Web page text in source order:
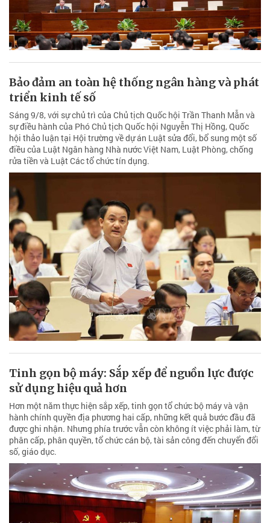
Bảo đảm an toàn hệ thống ngân hàng và phát
triển kinh tế số
Sáng 9/8, với sự chủ trì của Chủ tịch Quốc hội Trần Thanh Mẫn và
sự điều hành của Phó Chủ tịch Quốc hội Nguyễn Thị Hồng, Quốc
hội thảo luận tại Hội trường về dự án Luật sửa đổi, bổ sung một số
điều của Luật Ngân hàng Nhà nước Việt Nam, Luật Phòng, chống
rửa tiền và Luật Các tổ chức tín dụng.
Tinh gọn bộ máy: Sắp xếp để nguồn lực được
sử dụng hiệu quả hơn
Hơn một năm thực hiện sắp xếp, tinh gọn tổ chức bộ máy và vận
hành chính quyền địa phương hai cấp, những kết quả bước đầu đã
được ghi nhận. Nhưng phía trước vẫn còn không ít việc phải làm, từ
phân cấp, phân quyền, tổ chức cán bộ, tài sản công đến chuyển đổi
số, giáo dục.